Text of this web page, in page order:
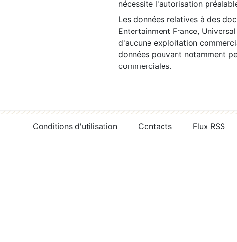
nécessite l'autorisation
Les données relatives à des
Entertainment France,
d'aucune exploitation
données pouvant notamment
commerciales.
Conditions d'utilisation Contacts Flux RSS